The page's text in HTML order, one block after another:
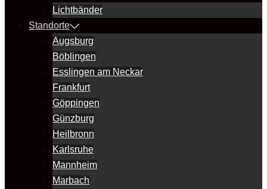
Lichtbänder
Standorte
Augsburg
Böblingen
Esslingen am Neckar
Frankfurt
Göppingen
Günzburg
Heilbronn
Karlsruhe
Mannheim
Marbach